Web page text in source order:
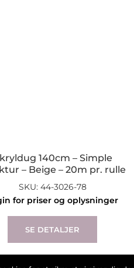
140cm – Simple
– Beige – 20m pr. rulle
SKU: 44-3026-78
for priser og oplysninger
SE DETALJER